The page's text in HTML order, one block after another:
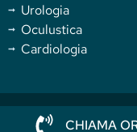
Urologia
Oculustica
Cardiologia
Copyright 2025 Villa
CHIAMA